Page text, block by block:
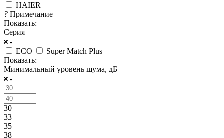
HAIER
? Примечание
Показать:
Серия
ECO
Super Match Plus
Показать:
Минимальный уровень шума, дБ
30
33
35
38